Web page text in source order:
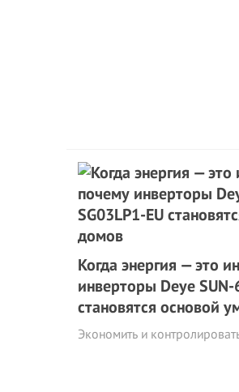
Когда энергия — это
инверторы Deye SUN-
становятся основой
Экономить и